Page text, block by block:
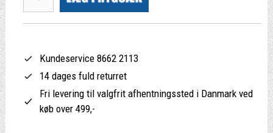
Kundeservice 8662 2113
14 dages fuld returret
Fri levering til valgfrit afhentningssted i Danmark ved
køb over 499,-